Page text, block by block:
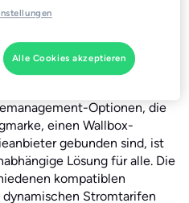
Tesla und
Abhängigkeit
Optionen, die
einen Wallbox-
gebunden sind, ist
Lösung für alle. Die
kompatiblen
dynamischen Stromtarifen
Alle Cookies akzeptieren